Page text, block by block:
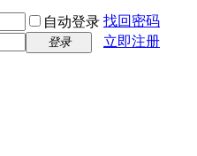
自动登录 找回密码
登录 立即注册